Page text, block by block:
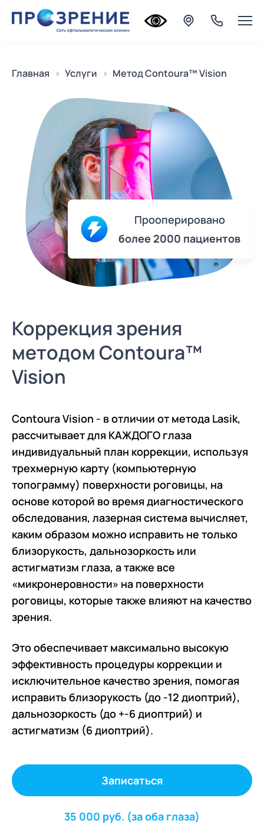
Главная Услуги Метод Contoura™ Vision
Прооперировано
более 2000 пациентов
Коррекция зрения
методом Contoura™
Vision
Contoura Vision - в отличии от метода Lasik,
рассчитывает для КАЖДОГО глаза
индивидуальный план коррекции, используя
трехмерную карту (компьютерную
топограмму) поверхности роговицы, на
основе которой во время диагностического
обследования, лазерная система вычисляет,
каким образом можно исправить не только
близорукость, дальнозоркость или
астигматизм глаза, а также все
«микронеровности» на поверхности
роговицы, которые также влияют на качество
зрения.
Это обеспечивает максимально высокую
эффективность процедуры коррекции и
исключительное качество зрения, помогая
исправитьблизорукость (до -12 диоптрий),
дальнозоркость (до +-6 диоптрий) и
астигматизм (6 диоптрий).
Записаться
35 000 руб. (за оба глаза)